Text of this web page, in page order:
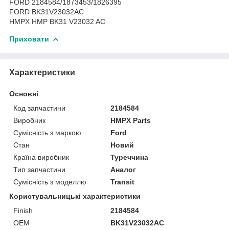
FORD 2184584/1873453/1826395
FORD BK31V23032AC
HMPX HMP BK31 V23032 AC
Приховати
Характеристики
Основні
Код запчастини
2184584
Виробник
HMPX Parts
Сумісність з маркою
Ford
Стан
Новий
Країна виробник
Туреччина
Тип запчастини
Аналог
Сумісність з моделлю
Transit
Користувальницькі характеристики
Finish
2184584
OEM
BK31V23032AC